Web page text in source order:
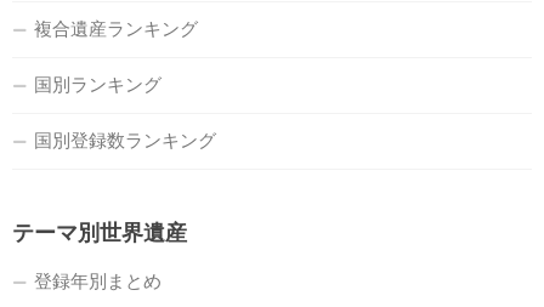
複合遺産ランキング
国別ランキング
国別登録数ランキング
テーマ別世界遺産
登録年別まとめ